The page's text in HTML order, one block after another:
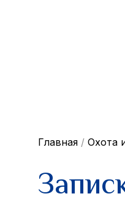
Главная / Охота